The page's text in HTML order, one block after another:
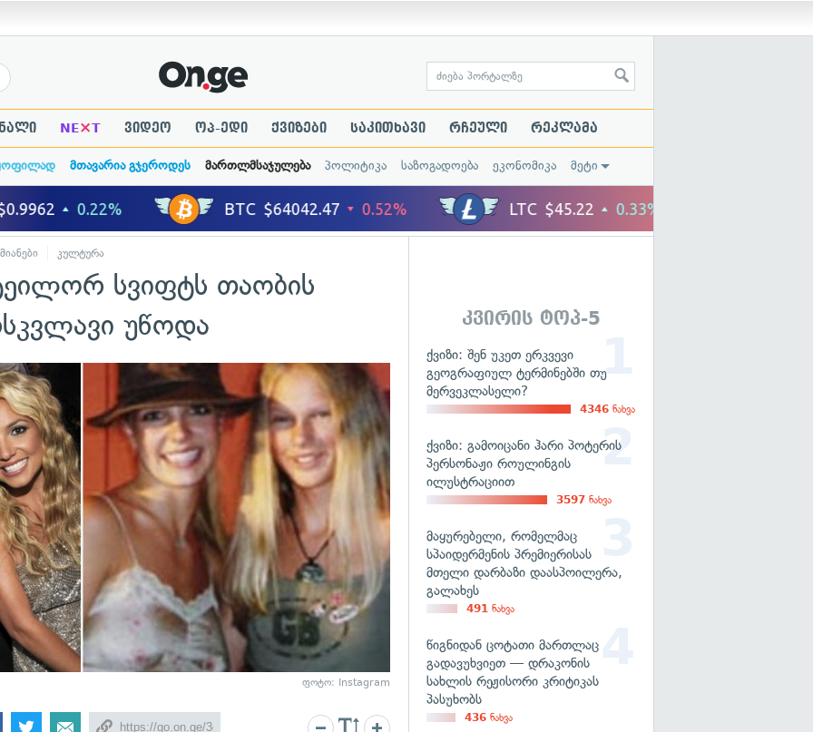
NE×T ვიდეო ოპ-ედი ქვიზები საკითხავი რჩეული რეკლამა
მთავარია გჯეროდეს მართლმსაჯულება პოლიტიკა საზოგადოება ეკონომიკა მეტი
კულტურა
სვიფტს თაობის
უწოდა
ფოტო: Instagram
კვირის ტოპ-5
ქვიზი: შენ უკეთ ერკვევი
გეოგრაფიულ ტერმინებში თუ
მერვეკლასელი?
4346 ნახვა
ქვიზი: გამოიცანი ჰარი პოტერის
პერსონაჟი როულინგის
ილუსტრაციით
3597 ნახვა
მაყურებელი, რომელმაც
სპაიდერმენის პრემიერისას
მთელი დარბაზი დაასპოილერა,
გალახეს
491 ნახვა
წიგნიდან ცოტათი მართლაც
გადავუხვიეთ — დრაკონის
სახლის რეჟისორი კრიტიკას
პასუხობს
436 ნახვა